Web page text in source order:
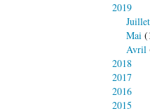
2019
Juillet
Mai
Avril
2018
2017
2016
2015